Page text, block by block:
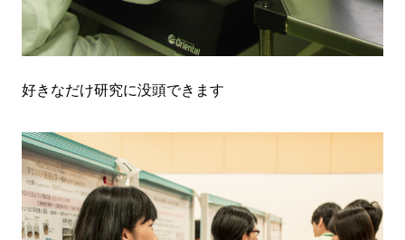
好きなだけ研究に没頭できます